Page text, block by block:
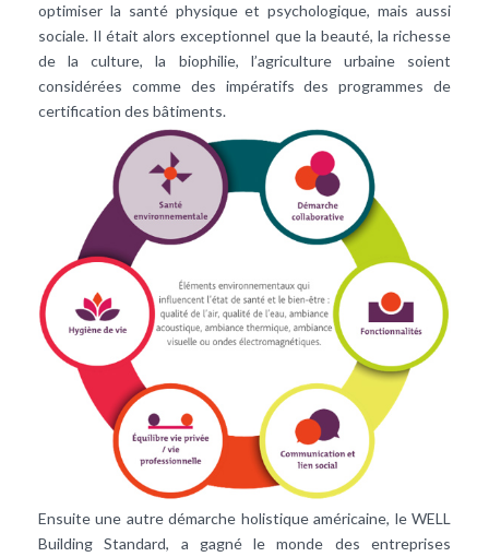
optimiser la santé physique et psychologique, mais aussi
sociale. Il était alors exceptionnel que la beauté, la richesse
de la culture, la biophilie, l’agriculture urbaine soient
considérées comme des impératifs des programmes de
certification des bâtiments.
Ensuite une autre démarche holistique américaine, le WELL
Building Standard, a gagné le monde des entreprises